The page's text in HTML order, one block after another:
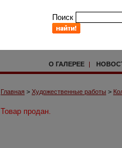
Поиск
О ГАЛЕРЕЕ |
Главная > Художественные работы >
Товар продан.